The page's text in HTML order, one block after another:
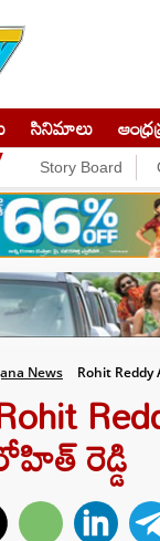
సినిమాలు
Story Board
News Rohit Reddy
రెడ్డి